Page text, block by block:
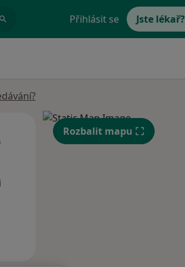
Přihlásit se Jste lékař?
Čt Pá
14 Srpen
Rozbalit mapu